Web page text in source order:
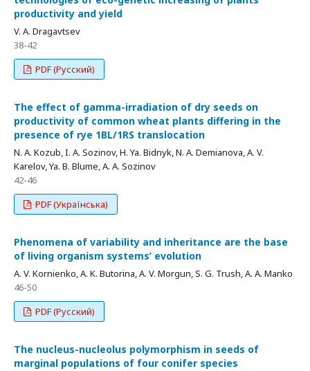
productivity and yield
V. A. Dragavtsev
38-42
PDF (Русский)
The effect of gamma-irradiation of dry seeds on
productivity of common wheat plants differing in the
presence of rye 1BL/1RS translocation
N. A. Kozub, I. A. Sozinov, H. Ya. Bidnyk, N. A. Demianova, A. V.
Karelov, Ya. B. Blume, A. A. Sozinov
42-46
PDF (Українська)
Phenomena of variability and inheritance are the base
of living organism systems’ evolution
A. V. Kornienko, A. K. Butorina, A. V. Morgun, S. G. Trush, A. A. Manko
46-50
PDF (Русский)
The nucleus-nucleolus polymorphism in seeds of
marginal populations of four conifer species